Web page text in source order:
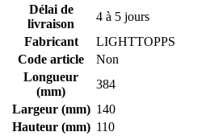
Délai de
livraison
4 à 5 jours
Fabricant
LIGHTTOPPS
Code article
Non
Longueur
(mm)
384
Largeur (mm) 140
Hauteur (mm) 110